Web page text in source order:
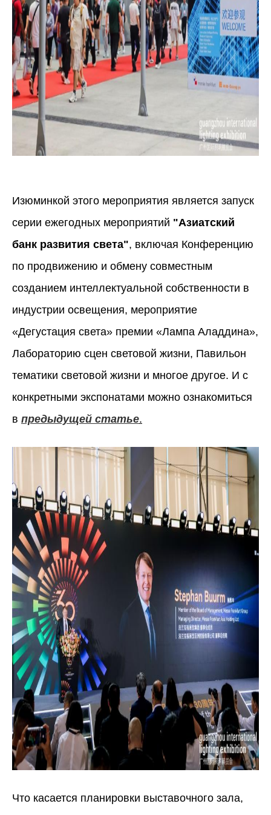
Изюминкой этого мероприятия является запуск
серии ежегодных мероприятий "Азиатский
банк развития света", включая Конференцию
по продвижению и обмену совместным
созданием интеллектуальной собственности в
индустрии освещения, мероприятие
«Дегустация света» премии «Лампа Аладдина»,
Лабораторию сцен световой жизни, Павильон
тематики световой жизни и многое другое. И с
конкретными экспонатами можно ознакомиться
в предыдущей статье.
Что касается планировки выставочного зала,